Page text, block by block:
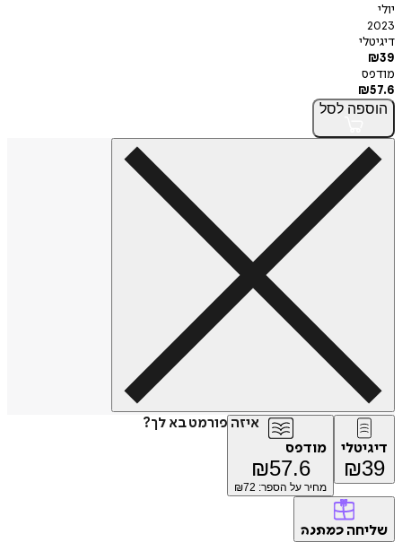
יולי
2023
דיגיטלי
₪39
מודפס
₪57.6
הוספה לסל
איזה פורמט בא לך?
דיגיטלי
₪39
מודפס
₪57.6
מחיר על הספר: ₪ 72
שליחה כמתנה